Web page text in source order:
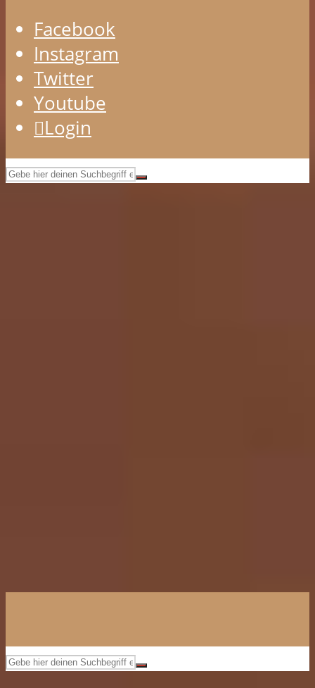
Facebook
Instagram
Twitter
Youtube
Login